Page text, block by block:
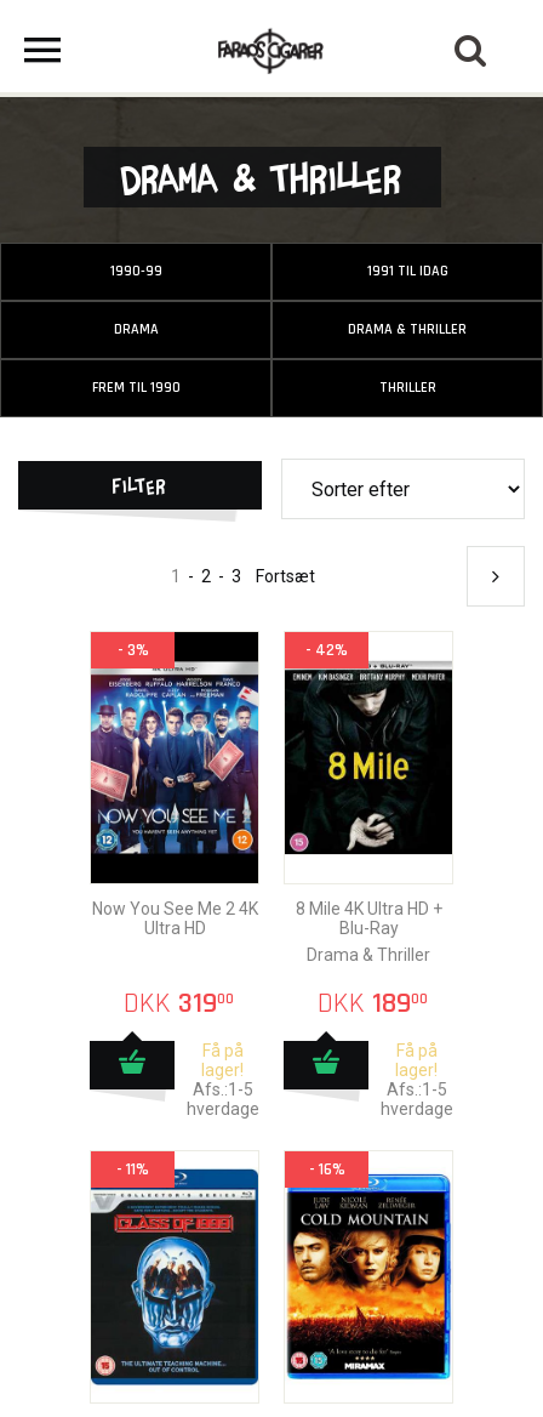
Drama & Thriller
1990-99 1991 TIL IDAG
DRAMA DRAMA & THRILLER
FREM TIL 1990 THRILLER
Filter
1 - 2 - 3 Fortsæt
- 3%
Now You See Me 2 4K
Ultra HD
DKK 31900
Få på
lager!
Afs.:1-5
hverdage
- 42%
8 Mile 4K Ultra HD +
Blu-Ray
Drama & Thriller
DKK 18900
Få på
lager!
Afs.:1-5
hverdage
- 11% - 16%